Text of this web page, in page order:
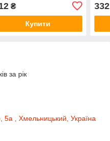
₴
Купити
332
за рік
5а , Хмельницький, Україна